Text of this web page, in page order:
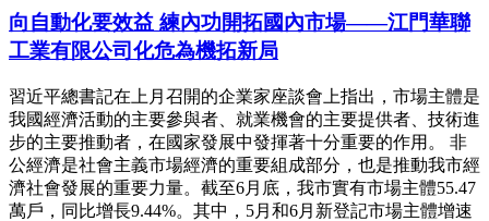
向自動化要效益 練內功開拓國內市場——江門華聯
工業有限公司化危為機拓新局
習近平總書記在上月召開的企業家座談會上指出，市場主體是
我國經濟活動的主要參與者、就業機會的主要提供者、技術進
步的主要推動者，在國家發展中發揮著十分重要的作用。 非
公經濟是社會主義市場經濟的重要組成部分，也是推動我市經
濟社會發展的重要力量。截至6月底，我市實有市場主體55.47
萬戶，同比增長9.44%。其中，5月和6月新登記市場主體增速